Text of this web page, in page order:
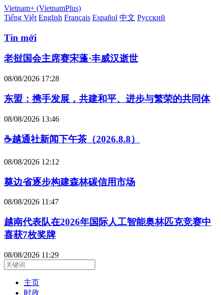
Vietnam+ (VietnamPlus)
Tiếng Việt English Français Español 中文 Русский
Tin mới
老挝国会主席赛宋蓬·丰威汉逝世
08/08/2026 17:28
东盟：携手发展，共建和平、进步与繁荣的共同体
08/08/2026 13:46
☕️越通社新闻下午茶（2026.8.8）
08/08/2026 12:12
奠边省逐步构建森林碳信用市场
08/08/2026 11:47
越南代表队在2026年国际人工智能奥林匹克竞赛中
喜获7枚奖牌
08/08/2026 11:29
主页
时政